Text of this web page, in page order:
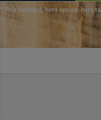
* Prix indicatif, hors option, hors